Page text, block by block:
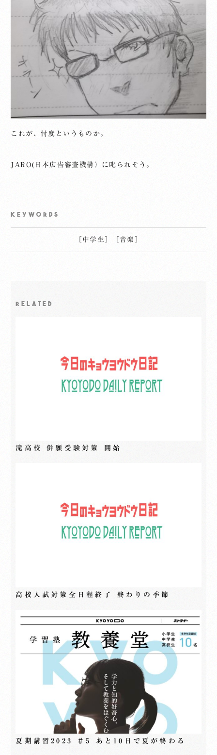
これが、忖度というものか。
JARO(日本広告審査機構）に叱られそう。
KEYWORDS
中学生 ［音楽
RELATED
滝高校 併願受験対策 開始
高校入試対策全日程終了 終わりの季節
夏期講習2023 ＃5 あと10日で夏が終わる